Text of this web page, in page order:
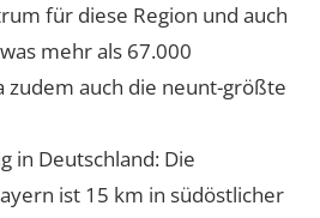
für diese Region und auch
mehr als 67.000
zudem auch die neunt-größte
in Deutschland: Die
ist 15 km in südöstlicher